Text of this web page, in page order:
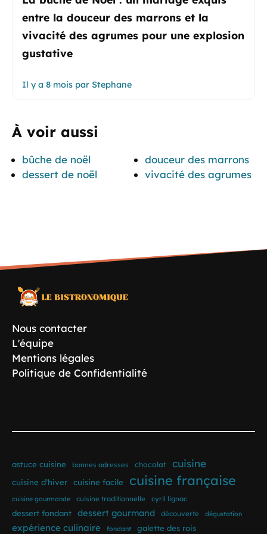
entre la douceur des marrons et la
vivacité des agrumes pour une explosion
gustative
Il y a 8 mois par Stephane
À voir aussi
bûche de noël
dessert de noël
douceur des marrons
vivacité des agrumes
Nous contacter
L'équipe
Mentions légales
Politique de Confidentialité
astuce cuisine bonnes adresses chocolat cuisine
cuisine d’hiver cuisine facile cuisine française
cuisine gourmande cuisine traditionnelle cyril lignac
dessert fondant dessert gourmand découverte dégustation
expérience culinaire fondant galette des rois